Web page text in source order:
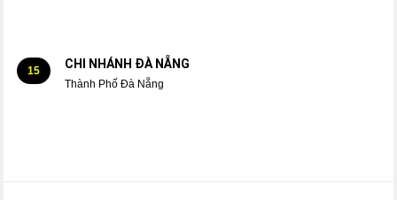
15 CHI NHÁNH ĐÀ NẴNG
Thành Phố Đà Nẵng